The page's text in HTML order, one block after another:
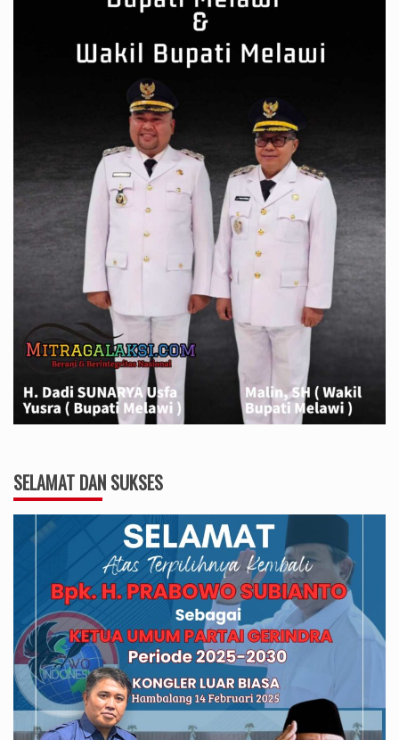
SELAMAT DAN SUKSES